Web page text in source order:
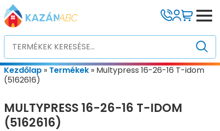
Kezdőlap » Termékek » Multypress 16-26-16 T-idom
(5162616)
MULTYPRESS 16-26-16 T-IDOM
(5162616)